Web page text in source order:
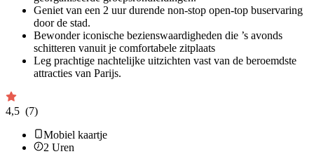
Geniet van een 2 uur durende non-stop open-top buservaring
door de stad.
Bewonder iconische bezienswaardigheden die ’s avonds
schitteren vanuit je comfortabele zitplaats
Leg prachtige nachtelijke uitzichten vast van de beroemdste
attracties van Parijs.
4,5 (7)
Mobiel kaartje
2 Uren